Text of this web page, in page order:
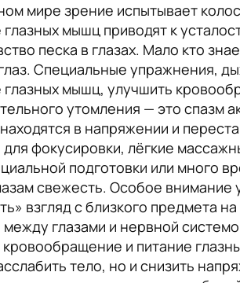
мире зрение испытывает
мышц приводят к
песка в глазах. Мало кто
Специальные упражнения,
мышц, улучшить
утомления — это спазм
в напряжении и
фокусировки, лёгкие
подготовки или много
свежесть. Особое
взгляд с близкого предмета
между глазами и нервной
и питание
тело, но и снизить